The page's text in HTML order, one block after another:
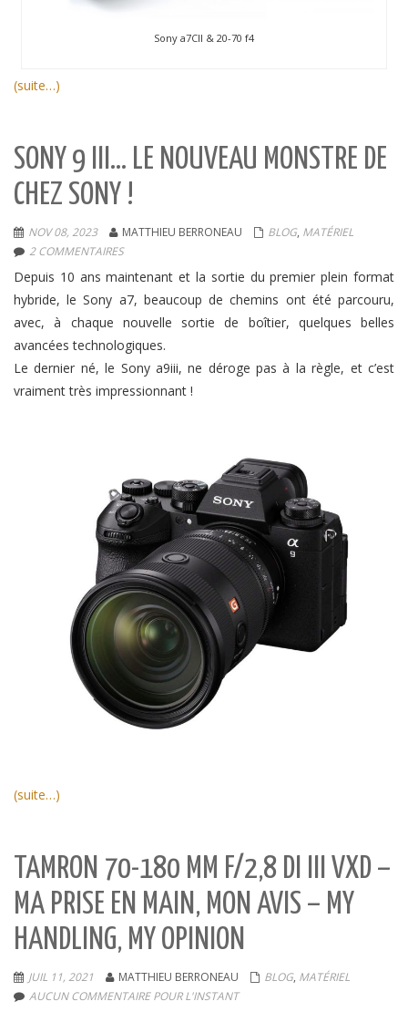
Sony a7CII & 20-70 f4
(suite…)
SONY 9 III… LE NOUVEAU MONSTRE DE
CHEZ SONY !
NOV 08, 2023 MATTHIEU BERRONEAU BLOG, MATÉRIEL
2 COMMENTAIRES
Depuis 10 ans maintenant et la sortie du premier plein format
hybride, le Sony a7, beaucoup de chemins ont été parcouru,
avec, à chaque nouvelle sortie de boîtier, quelques belles
avancées technologiques.
Le dernier né, le Sony a9iii, ne déroge pas à la règle, et c’est
vraiment très impressionnant !
(suite…)
TAMRON 70-180 MM F/2,8 DI III VXD –
MA PRISE EN MAIN, MON AVIS – MY
HANDLING, MY OPINION
JUIL 11, 2021 MATTHIEU BERRONEAU BLOG, MATÉRIEL
AUCUN COMMENTAIRE POUR L'INSTANT